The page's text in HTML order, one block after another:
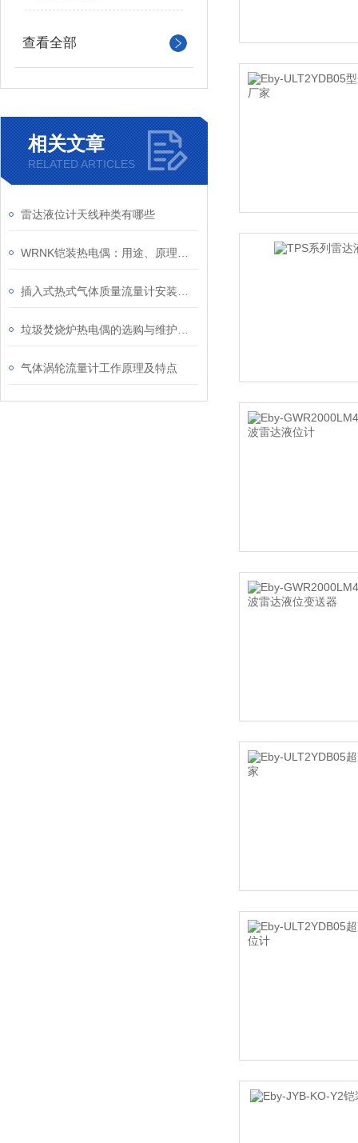
查看全部
相关文章
RELATED ARTICLES
雷达液位计天线种类有哪些
气体涡轮流量计工作原理及特点